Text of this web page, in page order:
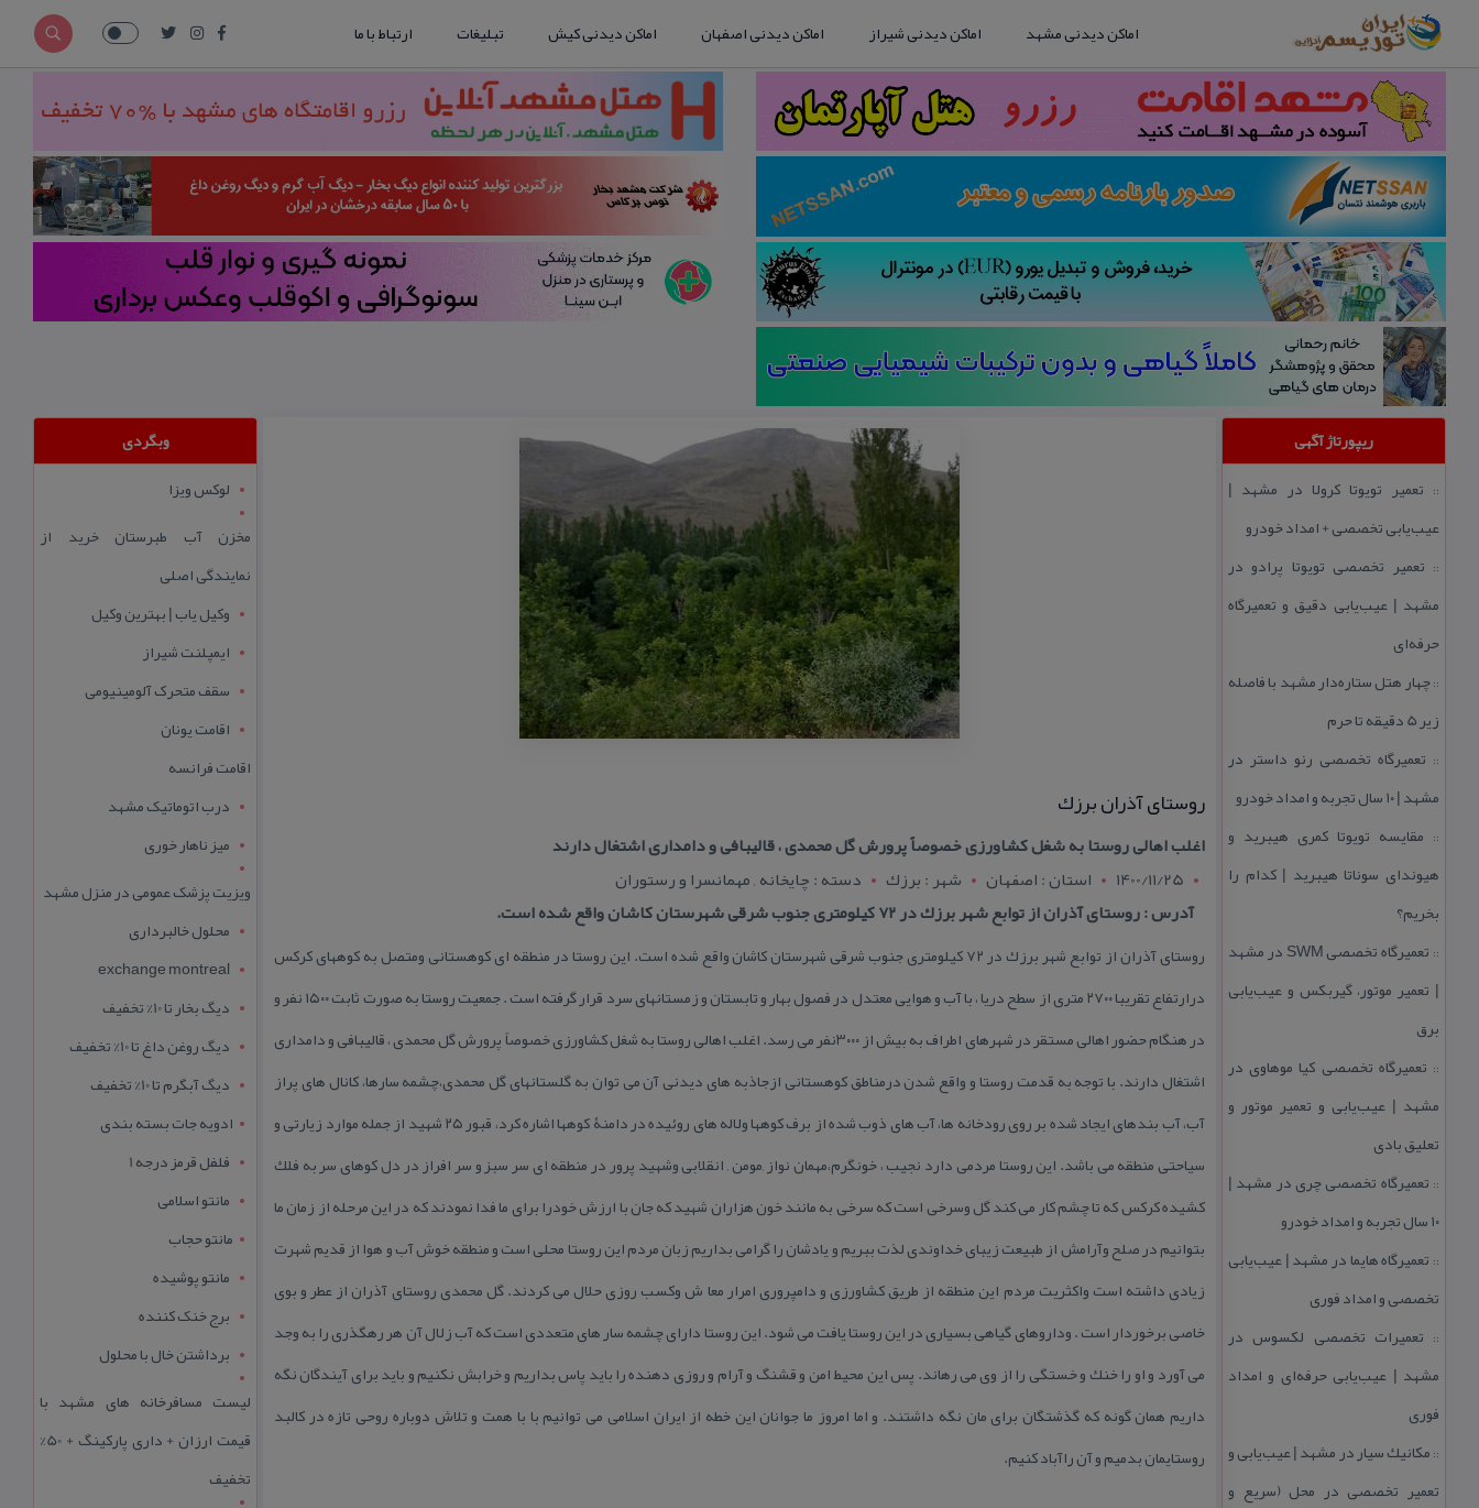
اماکن دیدنی مشهد اماکن دیدنی شیراز اماکن دیدنی اصفهان اماکن دیدنی کیش تبلیغات ارتباط با ما
ریپورتاژ آگهی
:: تعمیر تویوتا كرولا در مشهد |
عیب‌یابی تخصصی + امداد خودرو
:: تعمیر تخصصی تویوتا پرادو در
مشهد | عیب‌یابی دقیق و تعمیرگاه
حرفه‌ای
::چهار هتل‌ ستاره‌دار مشهد با فاصله
زیر 5 دقیقه تا حرم
:: تعمیرگاه تخصصی رنو داستر در
مشهد | ۱۰ سال تجربه و امداد خودرو
:: مقایسه تویوتا كمری هیبرید و
هیوندای سوناتا هیبرید | كدام را
بخریم؟
::
تعمیرگاه تخصصی SWM در مشهد
| تعمیر موتور، گیربكس و عیب‌یابی
برق
:: تعمیرگاه تخصصی كیا موهاوی در
مشهد | عیب‌یابی و تعمیر موتور و
تعلیق بادی
:: تعمیرگاه تخصصی چری در مشهد |
۱۰ سال تجربه و امداد خودرو
:: تعمیرگاه هایما در مشهد | عیب‌یابی
تخصصی و امداد فوری
:: تعمیرات تخصصی لكسوس در
مشهد | عیب‌یابی حرفه‌ای و امداد
فوری
:: مكانیك سیار در مشهد | عیب‌یابی و
تعمیر تخصصی در محل (سریع و
روستای آذران برزك
اغلب اهالی روستا به شغل كشاورزی خصوصاً پرورش گل محمدی ، قالیبافی و دامداری اشتغال دارند
1400/11/25
استان : اصفهان شهر : برزك
دسته : چایخانه , مهمانسرا و رستوران
آدرس : روستای آذران از توابع شهر برزك در ۷۲ كیلومتری جنوب شرقی شهرستان كاشان واقع شده است.
روستای آذران از توابع شهر برزك در ۷۲ كیلومتری جنوب شرقی شهرستان كاشان واقع شده است. این روستا در منطقه ای كوهستانی ومتصل به كوههای كركس
درارتفاع تقریبا ۲۷۰۰ متری از سطح دریا ، با آب و هوایی معتدل در فصول بهار و تابستان و زمستانهای سرد قرار گرفته است . جمعیت روستا به صورت ثابت ۱۵۰۰ نفر و
در هنگام حضور اهالی مستقر در شهرهای اطراف به بیش از ۳۰۰۰نفر می رسد. اغلب اهالی روستا به شغل كشاورزی خصوصاً پرورش گل محمدی ، قالیبافی و دامداری
اشتغال دارند. با توجه به قدمت روستا و واقع شدن درمناطق كوهستانی ازجاذبه های دیدنی آن می توان به گلستانهای گل محمدی،چشمه سارها، كانال های پراز
آب، آب بندهای ایجاد شده بر روی رودخانه ها، آب های ذوب شده از برف كوهها ولاله های روئیده در دامنۀ كوهها اشاره كرد، قبور ۲۵ شهید از جمله موارد زیارتی و
سیاحتی منطقه می باشد. این روستا مردمی دارد نجیب ، خونگرم،مهمان نواز ,مومن , انقلابی وشهید پرور در منطقه ای سر سبز و سر افراز در دل كوهای سر به فلك
كشیده كركس كه تا چشم كار می كند گل وسرخی است كه سرخی به مانند خون هزاران شهید كه جان با ارزش خودرا برای ما فدا نمودند كه در این مرحله از زمان ما
بتوانیم در صلح وآرامش از طبیعت زیبای خداوندی لذت ببریم و یادشان را گرامی بداریم زبان مردم این روستا محلی است و منطقه خوش آب و هوا از قدیم شهرت
زیادی داشته است واكثریت مردم این منطقه از طریق كشاورزی و دامپروری امرار معا ش وكسب روزی حلال می كردند. گل محمدی روستای آذران از عطر و بوی
خاصی برخوردار است . وداروهای گیاهی بسیاری در این روستا یافت می شود. این روستا دارای چشمه سار های متعددی است كه آب زلال آن هر رهگذری را به وجد
می آورد و او را خنك و خستگی را از وی می رهاند. پس این محیط امن و قشنگ و آرام و روزی دهنده را باید پاس بداریم و خرابش نكنیم و باید برای آیندگان نگه
داریم همان گونه كه گذشتگان برای مان نگه داشتند. و اما امروز ما جوانان این خطه از ایران اسلامی می توانیم با با همت و تلاش دوباره روحی تازه در كالبد
روستایمان بدمیم و آن راآباد كنیم.
وبگردی
لوکس ویزا
مخزن آب طبرستان خرید از
نمایندگی اصلی
وکیل یاب | بهترین وکیل
ایمپلنت شیراز
سقف متحرک آلومینیومی
اقامت یونان
اقامت فرانسه
درب اتوماتیک مشهد
میز ناهار خوری
ویزیت پزشک عمومی در منزل مشهد
محلول خالبرداری
exchange montreal
دیگ بخار تا 10% تخفیف
دیگ روغن داغ تا 10% تخفیف
دیگ آبگرم تا 10% تخفیف
ادویه جات بسته بندی
فلفل قرمز درجه 1
مانتو اسلامی
مانتو حجاب
مانتو پوشیده
برج خنک کننده
برداشتن خال با محلول
لیست مسافرخانه های مشهد با
قیمت ارزان + داری پارکینگ + 50%
تخفیف